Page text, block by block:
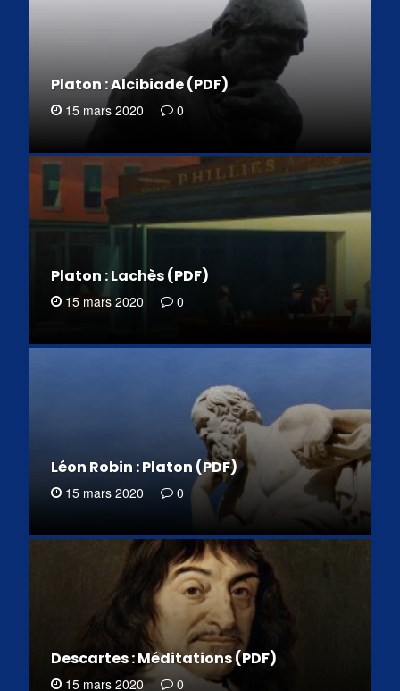
Platon : Alcibiade (PDF)
15 mars 2020 0
Platon : Lachès (PDF)
15 mars 2020 0
Léon Robin : Platon (PDF)
15 mars 2020 0
Descartes : Méditations (PDF)
15 mars 2020 0